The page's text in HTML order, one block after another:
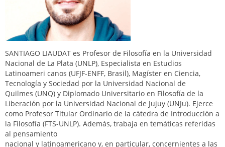
SANTIAGO LIAUDAT es Profesor de Filosofía en la Universidad
Nacional de La Plata (UNLP), Especialista en Estudios
Latinoameri canos (UFJF-ENFF, Brasil), Magíster en Ciencia,
Tecnología y Sociedad por la Universidad Nacional de
Quilmes (UNQ) y Diplomado Universitario en Filosofía de la
Liberación por la Universidad Nacional de Jujuy (UNJu). Ejerce
como Profesor Titular Ordinario de la cátedra de Introducción a
la Filosofía (FTS-UNLP). Además, trabaja en temáticas referidas
al pensamiento
nacional y latinoamericano y, en particular, concernientes a las